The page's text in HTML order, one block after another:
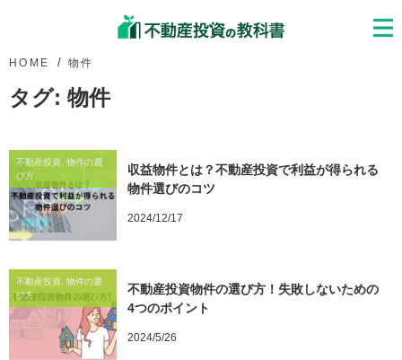
HOME 物件
タグ: 物件
不動産投資, 物件の選
び方
収益物件とは？不動産投資で利益が得られる
物件選びのコツ
2024/12/17
不動産投資, 物件の選
び方
不動産投資物件の選び方！失敗しないための
4つのポイント
2024/5/26